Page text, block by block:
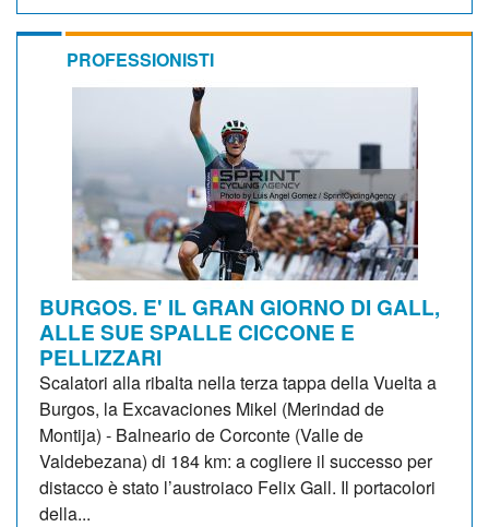
PROFESSIONISTI
BURGOS. E' IL GRAN GIORNO DI GALL,
ALLE SUE SPALLE CICCONE E
PELLIZZARI
Scalatori alla ribalta nella terza tappa della Vuelta a
Burgos, la Excavaciones Mikel (Merindad de
Montija) - Balneario de Corconte (Valle de
Valdebezana) di 184 km: a cogliere il successo per
distacco è stato l’austroiaco Felix Gall. Il portacolori
della...